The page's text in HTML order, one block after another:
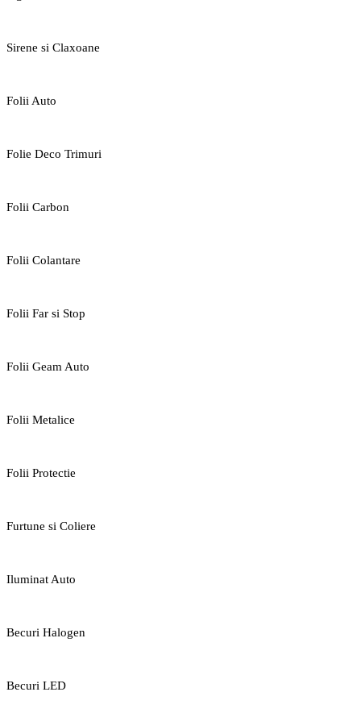
Sirene si Claxoane
Folii Auto
Folie Deco Trimuri
Folii Carbon
Folii Colantare
Folii Far si Stop
Folii Geam Auto
Folii Metalice
Folii Protectie
Furtune si Coliere
Iluminat Auto
Becuri Halogen
Becuri LED